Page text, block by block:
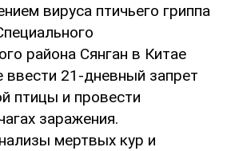
вируса птичьего гриппа
района Сянган в Китае
ввести 21-дневный запрет
птицы и провести
заражения.
мертвых кур и